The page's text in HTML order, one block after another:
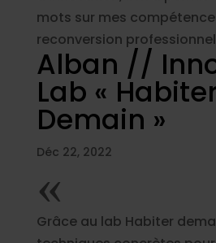
mots sur mes
reconversion
Alban //
Lab «
Demain »
Déc 22, 2022
«
Grâce au lab Habiter